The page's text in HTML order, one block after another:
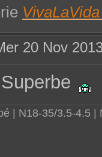
20 Nov
| N18-35/3.5-4.5